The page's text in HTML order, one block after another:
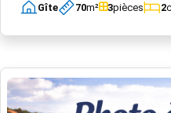
Gîte 70m² 3pièces 2